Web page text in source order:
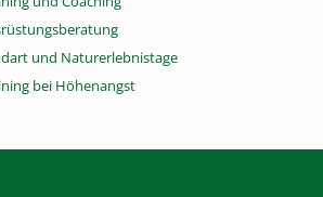
und Naturerlebnistage
bei Höhenangst